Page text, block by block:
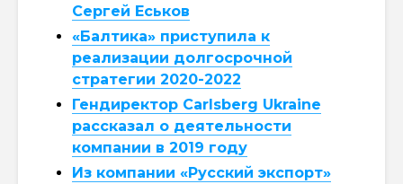
Сергей Еськов
«Балтика» приступила к
реализации долгосрочной
стратегии 2020-2022
Гендиректор Carlsberg Ukraine
рассказал о деятельности
компании в 2019 году
Из компании «Русский экспорт»